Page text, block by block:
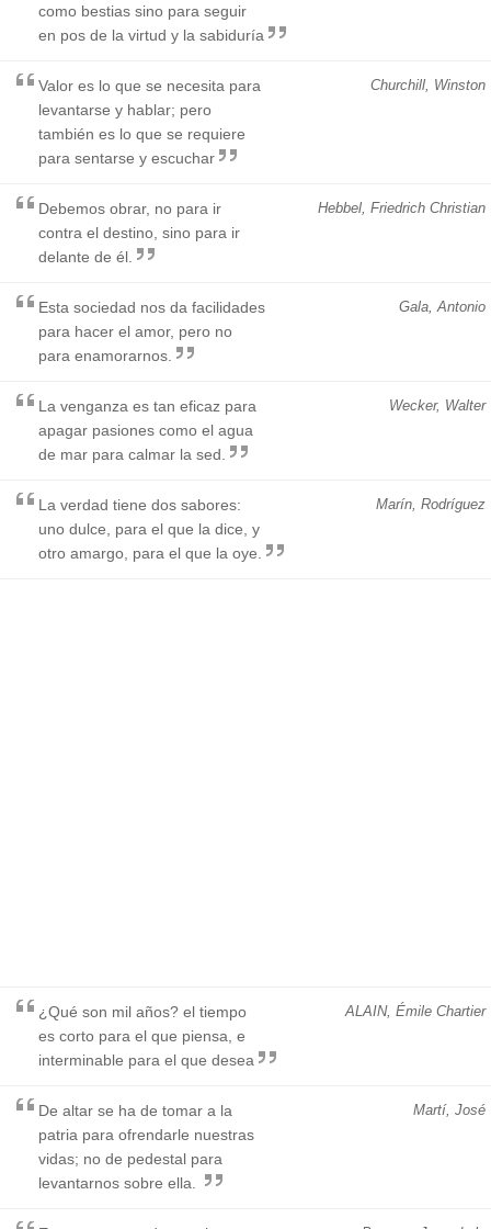
como bestias sino para seguir
en pos de la virtud y la sabiduría
Churchill, Winston
Valor es lo que se necesita para
levantarse y hablar; pero
también es lo que se requiere
para sentarse y escuchar
Hebbel, Friedrich Christian
Debemos obrar, no para ir
contra el destino, sino para ir
delante de él.
Gala, Antonio
Esta sociedad nos da facilidades
para hacer el amor, pero no
para enamorarnos.
Wecker, Walter
La venganza es tan eficaz para
apagar pasiones como el agua
de mar para calmar la sed.
Marín, Rodríguez
La verdad tiene dos sabores:
uno dulce, para el que la dice, y
otro amargo, para el que la oye.
ALAIN, Émile Chartier
¿Qué son mil años? el tiempo
es corto para el que piensa, e
interminable para el que desea
Martí, José
De altar se ha de tomar a la
patria para ofrendarle nuestras
vidas; no de pedestal para
levantarnos sobre ella.